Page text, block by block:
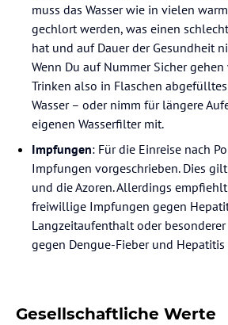
muss das Wasser wie in vielen
gechlort werden, was einen
hat und auf Dauer der Gesundheit
Wenn Du auf Nummer Sicher
Trinken also in Flaschen
Wasser – oder nimm für längere
eigenen Wasserfilter mit.
Impfungen: Für die Einreise nach
Impfungen vorgeschrieben. Dies
und die Azoren. Allerdings
freiwillige Impfungen gegen
Langzeitaufenthalt oder
gegen Dengue-Fieber und Hepatitis
Gesellschaftliche Werte